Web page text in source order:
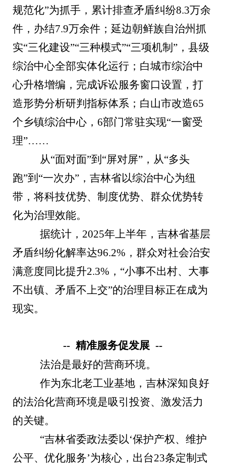
规范化”为抓手，累计排查矛盾纠纷8.3万余
件，办结7.9万余件；延边朝鲜族自治州抓
实“三化建设”“三种模式”“三项机制”，县级
综治中心全部实体化运行；白城市综治中
心升格增编，完成诉讼服务窗口设置，打
造形势分析研判指标体系；白山市改造65
个乡镇综治中心，6部门常驻实现“一窗受
理”……
从“面对面”到“屏对屏”，从“多头
跑”到“一次办”，吉林省以综治中心为纽
带，将科技优势、制度优势、群众优势转
化为治理效能。
据统计，2025年上半年，吉林省基层
矛盾纠纷化解率达96.2%，群众对社会治安
满意度同比提升2.3%，“小事不出村、大事
不出镇、矛盾不上交”的治理目标正在成为
现实。
-- 精准服务促发展 --
法治是最好的营商环境。
作为东北老工业基地，吉林深知良好
的法治化营商环境是吸引投资、激发活力
的关键。
“吉林省委政法委以‘保护产权、维护
公平、优化服务’为核心，出台23条定制式